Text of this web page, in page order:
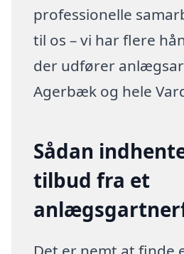
professionelle
til os – vi har flere
der udfører
Agerbæk og hele
Sådan
tilbud fra et